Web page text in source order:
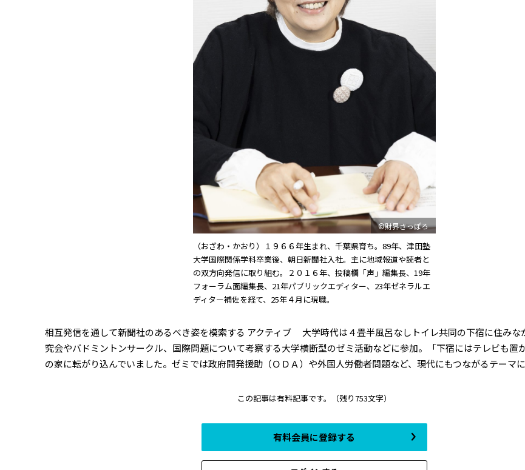
©財界さっぽろ
（おざわ・かおり）１９６６年生まれ、千葉県育ち。89年、津田塾
大学国際関係学科卒業後、朝日新聞社入社。主に地域報道や読者と
の双方向発信に取り組む。２０１６年、投稿欄「声」編集長、19年
フォーラム面編集長、21年パブリックエディター、23年ゼネラルエ
ディター補佐を経て、25年４月に現職。
相互発信を通して新聞社のあるべき姿を模索する アクティブ 大学時代は４畳半風呂なしトイレ共同の下宿に住みな
究会やバドミントンサークル、国際問題について考察する大学横断型のゼミ活動などに参加。「下宿にはテレビも置
の家に転がり込んでいました。ゼミでは政府開発援助（ＯＤＡ）や外国人労働者問題など、現代にもつながるテーマ
この記事は有料記事です。 （残り753文字）
有料会員に登録する